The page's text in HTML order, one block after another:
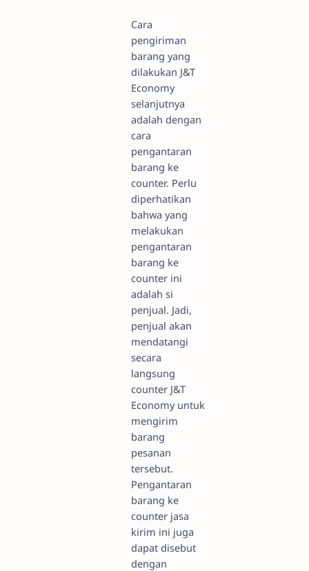
Cara
pengiriman
barang yang
dilakukan J&T
Economy
selanjutnya
adalah dengan
cara
pengantaran
barang ke
counter. Perlu
diperhatikan
bahwa yang
melakukan
pengantaran
barang ke
counter ini
adalah si
penjual. Jadi,
penjual akan
mendatangi
secara
langsung
counter J&T
Economy untuk
mengirim
barang
pesanan
tersebut.
Pengantaran
barang ke
counter jasa
kirim ini juga
dapat disebut
dengan